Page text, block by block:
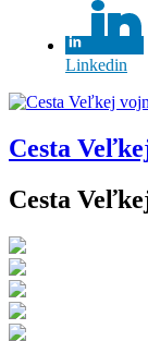
Linkedin
Cesta
Cesta